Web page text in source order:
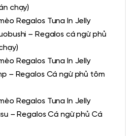
chạy)
Regalos Tuna In Jelly
– Regalos cá ngừ phủ
Regalos Tuna In Jelly
– Regalos Cá ngừ phủ tôm
Regalos Tuna In Jelly
– Regalos Cá ngừ phủ Cá